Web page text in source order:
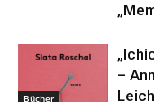
Bücher
–